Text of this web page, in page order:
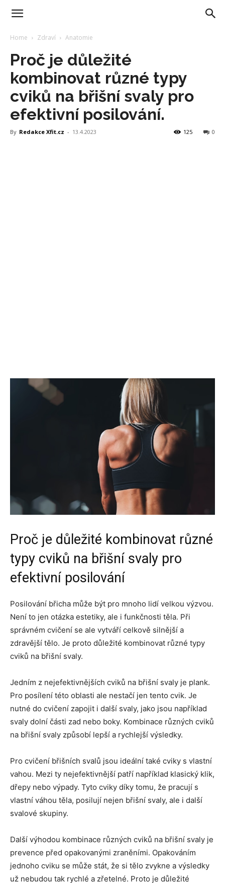
Home Zdraví Anatomie
Proč je důležité
kombinovat různé typy
cviků na břišní svaly pro
efektivní posilování.
By Redakce Xfit.cz - 13.4.2023 0
125
Proč je důležité kombinovat různé
typy cviků na břišní svaly pro
efektivní posilování
Posilování břicha může být pro mnoho lidí velkou výzvou.
Není to jen otázka estetiky, ale i funkčnosti těla. Při
správném cvičení se ale vytváří celkově silnější a
zdravější tělo. Je proto důležité kombinovat různé typy
cviků na břišní svaly.
Jedním z nejefektivnějších cviků na břišní svaly je plank.
Pro posílení této oblasti ale nestačí jen tento cvik. Je
nutné do cvičení zapojit i další svaly, jako jsou například
svaly dolní části zad nebo boky. Kombinace různých cviků
na břišní svaly způsobí lepší a rychlejší výsledky.
Pro cvičení břišních svalů jsou ideální také cviky s vlastní
vahou. Mezi ty nejefektivnější patří například klasický klik,
dřepy nebo výpady. Tyto cviky díky tomu, že pracují s
vlastní váhou těla, posilují nejen břišní svaly, ale i další
svalové skupiny.
Další výhodou kombinace různých cviků na břišní svaly je
prevence před opakovanými zraněními. Opakováním
jednoho cviku se může stát, že si tělo zvykne a výsledky
už nebudou tak rychlé a zřetelné. Proto je důležité